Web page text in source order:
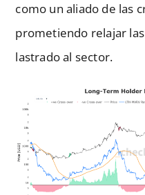
como un aliado de las
prometiendo relajar
lastrado al sector.